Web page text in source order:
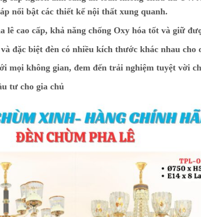
nổi bật các thiết kế nội thất xung quanh.
cao cấp, khả năng chống Oxy hóa tốt và giữ
đặc biệt đèn có nhiều kích thước khác nhau cho
mọi không gian, đem đến trải nghiệm tuyệt vời
tư cho gia chủ